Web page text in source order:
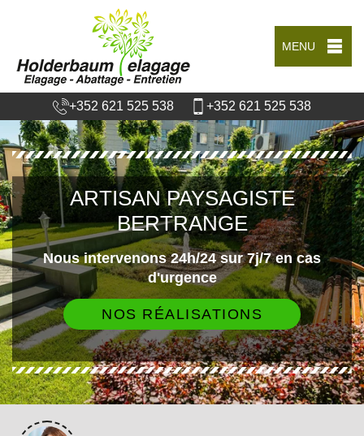
MENU
+352 621 525 538 +352 621 525 538
ARTISAN PAYSAGISTE
BERTRANGE
Nous intervenons 24h/24 sur 7j/7 en cas
d'urgence
NOS RÉALISATIONS